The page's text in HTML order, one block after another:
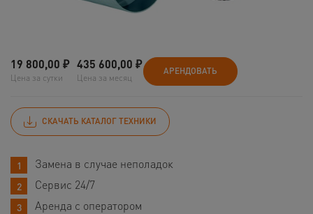
19 800,00 ₽
Цена за сутки
435 600,00 ₽
Цена за месяц
АРЕНДОВАТЬ
СКАЧАТЬ КАТАЛОГ ТЕХНИКИ
Замена в случае неполадок
Сервис 24/7
Аренда с оператором